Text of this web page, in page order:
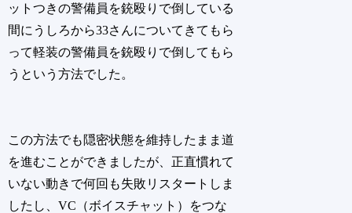
ットつきの警備員を銃殴りで倒している
間にうしろから33さんについてきてもら
って軽装の警備員を銃殴りで倒してもら
うという方法でした。
この方法でも隠密状態を維持したまま道
を進むことができましたが、正直慣れて
いない動きで何回も失敗リスタートしま
したし、VC（ボイスチャット）をつな